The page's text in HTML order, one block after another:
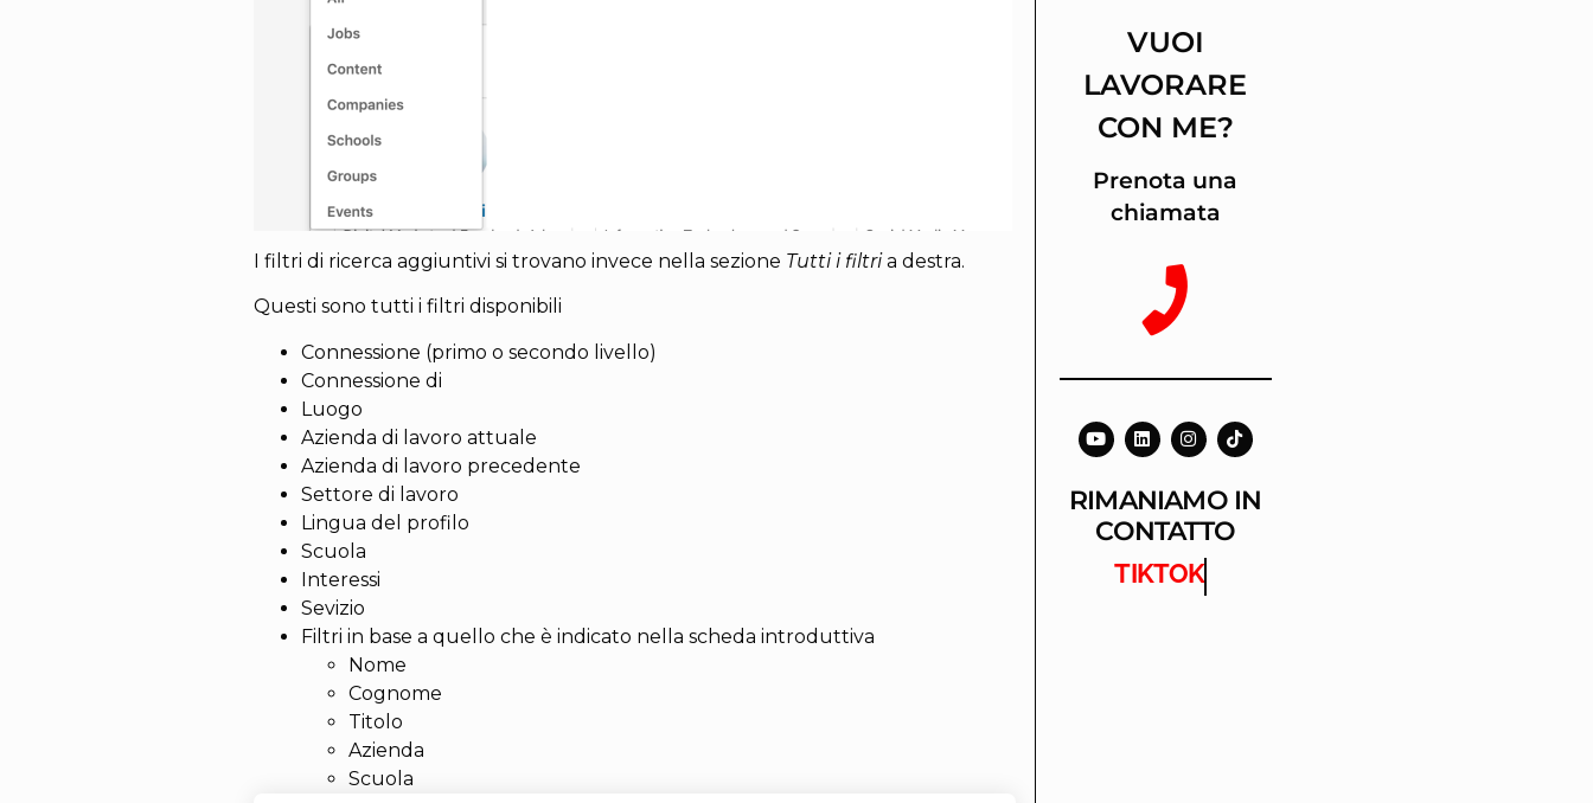
I filtri di ricerca aggiuntivi si trovano invece nella sezione Tutti i filtria destra.
Questi sono tutti i filtri disponibili
Connessione (primo o secondo livello)
Connessione di
Luogo
Azienda di lavoro attuale
Azienda di lavoro precedente
Settore di lavoro
Lingua del profilo
Scuola
Interessi
Sevizio
Filtri in base a quello che è indicato nella scheda introduttiva
Nome
Cognome
Titolo
Azienda
Scuola
VUOI
LAVORARE
CON ME?
Prenota una
chiamata
RIMANIAMO IN
CONTATTO
TIKTOK